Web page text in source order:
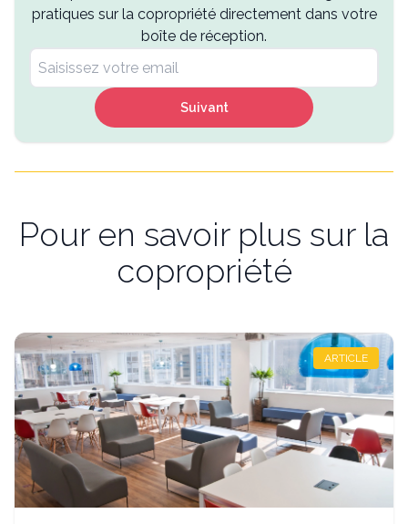
pratiques sur la copropriété directement dans votre
boîte de réception.
Suivant
Pour en savoir plus sur la
copropriété
ARTICLE